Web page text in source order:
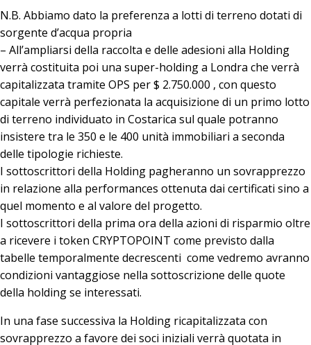
N.B. Abbiamo dato la preferenza a lotti di terreno dotati di
sorgente d’acqua propria
– All’ampliarsi della raccolta e delle adesioni alla Holding
verrà costituita poi una super-holding a Londra che verrà
capitalizzata tramite OPS per $ 2.750.000 , con questo
capitale verrà perfezionata la acquisizione di un primo lotto
di terreno individuato in Costarica sul quale potranno
insistere tra le 350 e le 400 unità immobiliari a seconda
delle tipologie richieste.
I sottoscrittori della Holding pagheranno un sovrapprezzo
in relazione alla performances ottenuta dai certificati sino a
quel momento e al valore del progetto.
I sottoscrittori della prima ora della azioni di risparmio oltre
a ricevere i token CRYPTOPOINT come previsto dalla
tabelle temporalmente decrescenti come vedremo avranno
condizioni vantaggiose nella sottoscrizione delle quote
della holding se interessati.
In una fase successiva la Holding ricapitalizzata con
sovrapprezzo a favore dei soci iniziali verrà quotata in